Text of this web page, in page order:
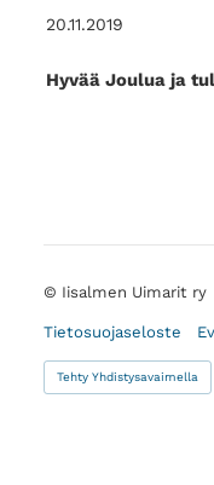
20.11.2019
Hyvää Joulua ja
© Iisalmen Uimarit ry
Tietosuojaseloste
Tehty Yhdistysavaimella